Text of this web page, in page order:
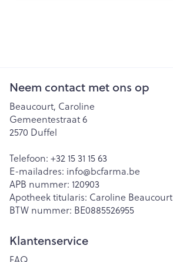
Neem contact met ons op
Beaucourt, Caroline
Gemeentestraat 6
2570 Duffel
Telefoon: +32 15 31 15 63
E-mailadres: info@bcfarma.be
APB nummer: 120903
Apotheek titularis: Caroline Beaucourt
BTW nummer: BE0885526955
Klantenservice